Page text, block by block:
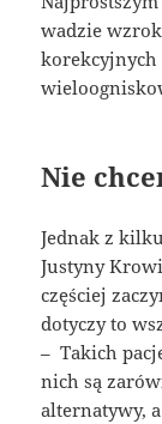
wadzie
korekcyjnych
Nie
Jednak z
Justyny
częściej
dotyczy to
– Takich
nich są
alternatywy,